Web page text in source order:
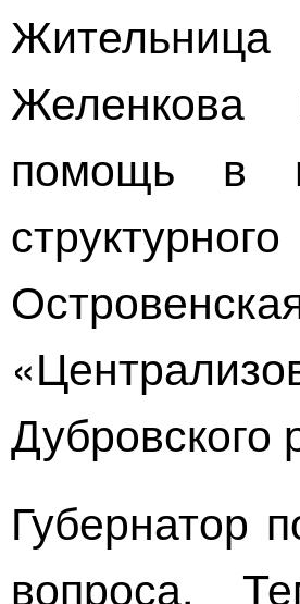
Желенкова
помощь в
Дубровского
Губернатор
вопроса.